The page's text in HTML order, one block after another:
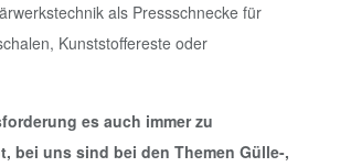
als Pressschnecke für
Kunststoffereste oder
es auch immer zu
bei uns sind bei den Themen Gülle-,